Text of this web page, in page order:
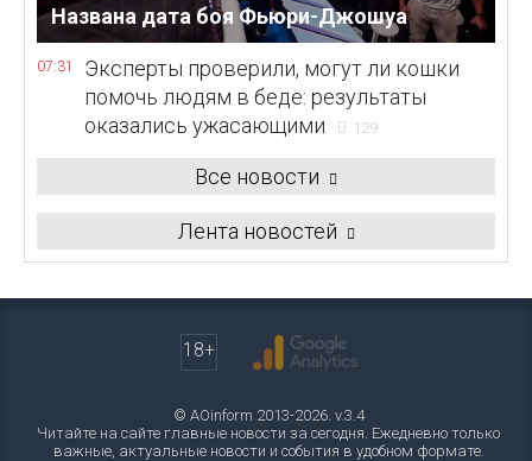
Названа дата боя Фьюри-Джошуа
07:31
Эксперты проверили, могут ли кошки
помочь людям в беде: результаты
оказались ужасающими
129
Все новости
Лента новостей
18+
© AOinform 2013-2026. v.3.4
Читайте на сайте главные новости за сегодня. Ежедневно только
важные, актуальные новости и события в удобном формате.